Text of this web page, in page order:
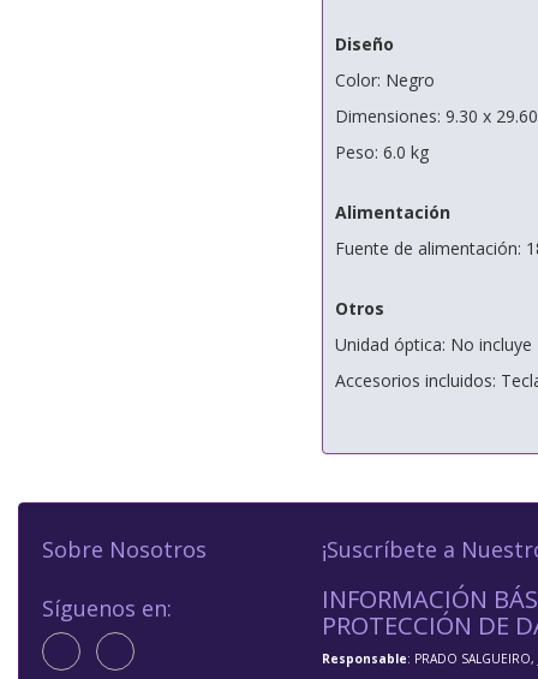
Diseño
Color: Negro
Dimensiones: 9.30 x
Peso: 6.0 kg
Alimentación
Fuente de alimentación:
Otros
Unidad óptica: No incluye
Accesorios incluidos:
Sobre Nosotros
Síguenos en:
¡Suscríbete a
INFORMACIÓN
PROTECCIÓN DE
Responsable: PRADO SALGUEIRO,